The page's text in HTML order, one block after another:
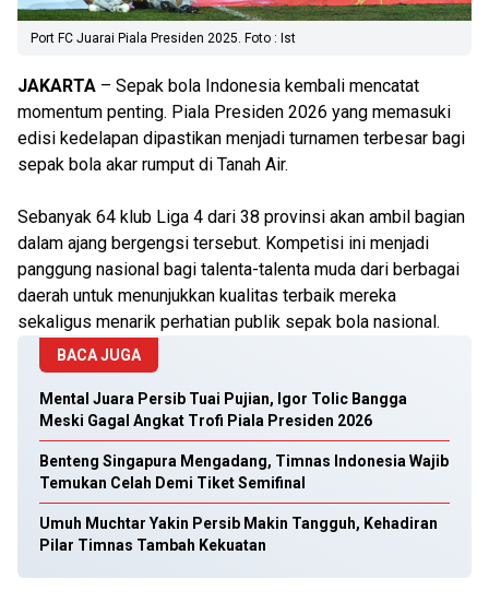
Port FC Juarai Piala Presiden 2025. Foto : Ist
JAKARTA – Sepak bola Indonesia kembali mencatat
momentum penting. Piala Presiden 2026 yang memasuki
edisi kedelapan dipastikan menjadi turnamen terbesar bagi
sepak bola akar rumput di Tanah Air.
Sebanyak 64 klub Liga 4 dari 38 provinsi akan ambil bagian
dalam ajang bergengsi tersebut. Kompetisi ini menjadi
panggung nasional bagi talenta-talenta muda dari berbagai
daerah untuk menunjukkan kualitas terbaik mereka
sekaligus menarik perhatian publik sepak bola nasional.
BACA JUGA
Mental Juara Persib Tuai Pujian, Igor Tolic Bangga
Meski Gagal Angkat Trofi Piala Presiden 2026
Benteng Singapura Mengadang, Timnas Indonesia Wajib
Temukan Celah Demi Tiket Semifinal
Umuh Muchtar Yakin Persib Makin Tangguh, Kehadiran
Pilar Timnas Tambah Kekuatan